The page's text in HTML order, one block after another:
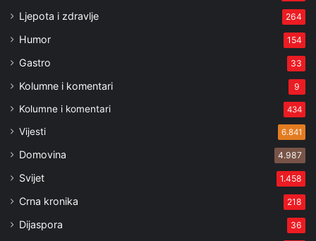
Ljepota i zdravlje 264
Humor 154
Gastro 33
Kolumne i komentari 9
Kolumne i komentari 434
Vijesti 6.841
Domovina 4.987
Svijet 1.458
Crna kronika 218
Dijaspora 36